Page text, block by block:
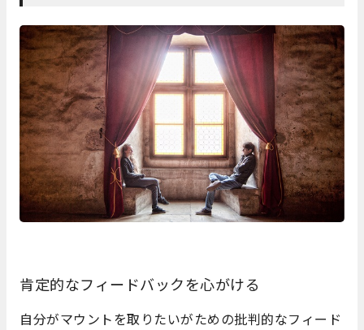
肯定的なフィードバックを心がける
自分がマウントを取りたいがための批判的なフィード